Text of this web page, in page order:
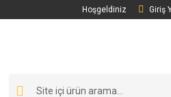
Hoşgeldiniz Giriş